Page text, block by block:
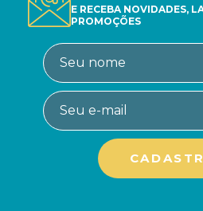
E RECEBA NOVIDADES,
PROMOÇÕES